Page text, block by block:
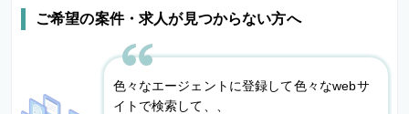
ご希望の案件・求人が見つからない方へ
色々なエージェントに登録して色々なwebサ
イトで検索して、、